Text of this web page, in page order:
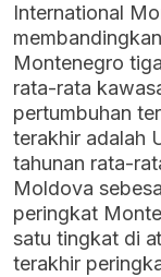
International
Montenegro
rata-rata
pertumbuhan
terakhir adalah
tahunan rata-
Moldova
peringkat
satu tingkat di
terakhir